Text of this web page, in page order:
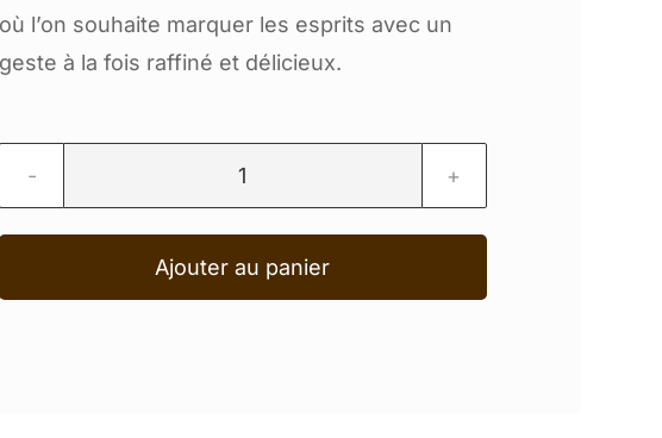
où l’on souhaite marquer les esprits avec un
geste à la fois raffiné et délicieux.
de
Coffret
blanc
Ajouter au panier